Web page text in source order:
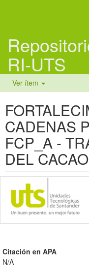
RI-UTS
Ver ítem
CADENAS
FCP_A -
DEL
Citación en APA
N/A